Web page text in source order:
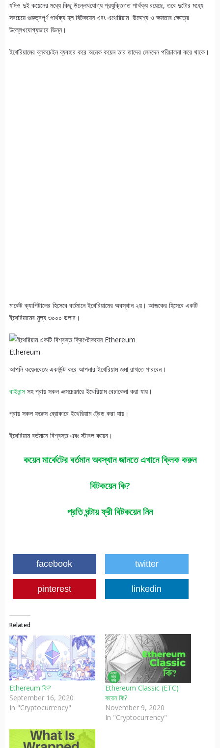
যদিও দুই কয়েনের মধ্যে কিছু উল্লেখযোগ্য প্রযুক্তিগত পার্থক্য রয়েছে, তবে দুটোর মধ্যে
সবচেয়ে গুরুত্বপূর্ণ পার্থক্য হল বিটকয়েন এবং এথেরিয়াম উদ্দেশ্য ও ক্ষমতার ক্ষেত্রে
উল্লেখযোগ্যভাবে ভিন্ন।
ইথেরিয়ামের ব্লকচেইন ব্যবহার করে অনেক কয়েন তার তাদের লেনদেন পরিচালনা করে থাকে।
মার্কেট ক্যাপিটালের হিসেবে বর্তমানে ইথেরিয়ামের অবস্থান ২য়। আজকের হিসেবে একটি
ইথেরিয়ামের মুল্য ৩০০০ ডলার।
Ethereum
আপনি কয়েনবেজে একাউন্ট করে আপনার ইথেরিয়াম জমা রাখতে পারবেন।
বাইনান্সসহ প্রায় সকল এক্সচেঞ্জারে ইথেরিয়াম বেচাকেনা করা যায়।
প্রায় সকল ফরেক্স ব্রোকারে ইথেরিয়াম ট্রেড করা যায়।
ইথেরিয়াম বর্তমানে বিশ্বস্ত এবং স্টাবল কয়েন।
কয়েন মার্কেটের বর্তমান অবস্থান জানতে এখানে ক্লিক করুন
বিটকয়েন কি?
প্রতি ঘন্টায় ফ্রী বিটকয়েন নিন
facebook twitter
pinterest linkedin
Related
Ethereum কি?
September 16, 2020
In "Cryptocurrency"
Ethereum Classic (ETC)
কয়েন কি?
November 9, 2020
In "Cryptocurrency"